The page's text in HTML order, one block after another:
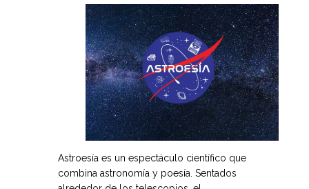
Astroesía es un espectáculo científico que
combina astronomía y poesía. Sentados